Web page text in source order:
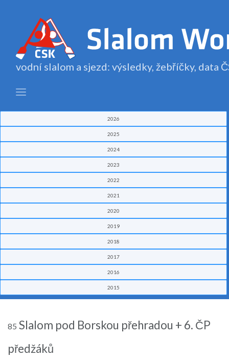
vodní slalom a sjezd: výsledky, žebříčky, data
2026
2025
2024
2023
2022
2021
2020
2019
2018
2017
2016
2015
85 Slalom pod Borskou přehradou + 6. ČP
předžáků